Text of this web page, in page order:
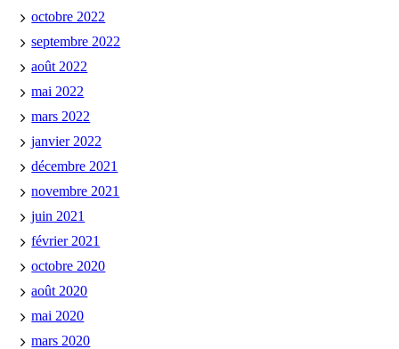
octobre 2022
septembre 2022
août 2022
mai 2022
mars 2022
janvier 2022
décembre 2021
novembre 2021
juin 2021
février 2021
octobre 2020
août 2020
mai 2020
mars 2020